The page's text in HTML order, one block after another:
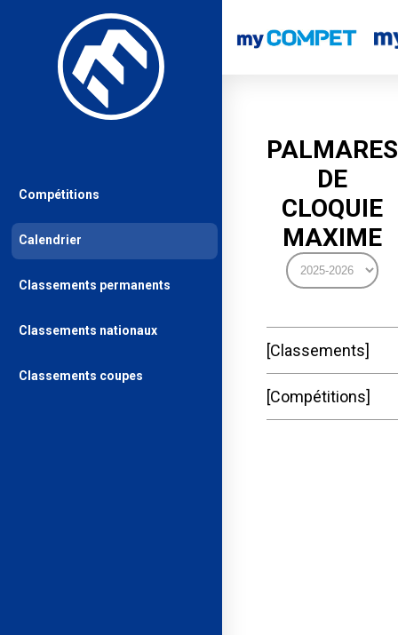
PALMARES
DE
CLOQUIE
MAXIME
Classements
Compétitions
Compétitions
Calendrier
Classements permanents
Classements nationaux
Classements coupes